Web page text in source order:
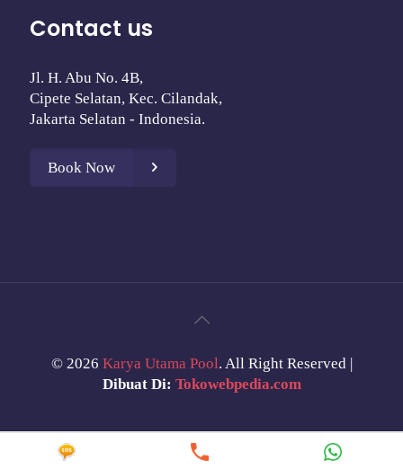
Contact us
Jl. H. Abu No. 4B,
Cipete Selatan, Kec. Cilandak,
Jakarta Selatan - Indonesia.
Book Now
© 2026 Karya Utama Pool. All Right Reserved |
Dibuat Di: Tokowebpedia.com